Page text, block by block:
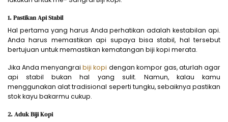
1. Pastikan Api Stabil
Hal pertama yang harus Anda perhatikan adalah kestabilan api.
Anda harus memastikan api supaya bisa stabil, hal tersebut
bertujuan untuk memastikan kematangan biji kopi merata.
Jika Anda menyangraibiji kopi dengan kompor gas, aturlah agar
api stabil bukan hal yang sulit. Namun, kalau kamu
menggunakan alat tradisional seperti tungku, sebaiknya pastikan
stok kayu bakarmu cukup.
2. Aduk Biji Kopi